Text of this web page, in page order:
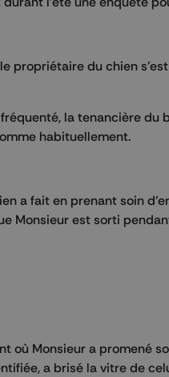
propriétaire du chien
la tenancière du
habituellement.
a fait en prenant soin
Monsieur est sorti
où Monsieur a promené
a brisé la vitre de